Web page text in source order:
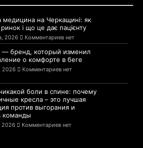
медицина на Черкащині: як
ринок і що це дає пацієнту
2026 Комментариев нет
— бренд, который изменил
о комфорте в беге
2026 Комментариев нет
боли в спине: почему
кресла – это лучшая
против выгорания и
команды
2026 Комментариев нет